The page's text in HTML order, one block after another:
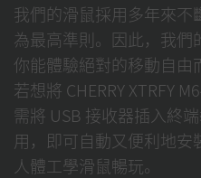
我們的滑鼠採用多年來
為最高準則。因此，我們
你能體驗絕對的移動自由
若想將 CHERRY XTRFY
需將 USB 接收器插入終
用，即可自動又便利地
人體工學滑鼠暢玩。